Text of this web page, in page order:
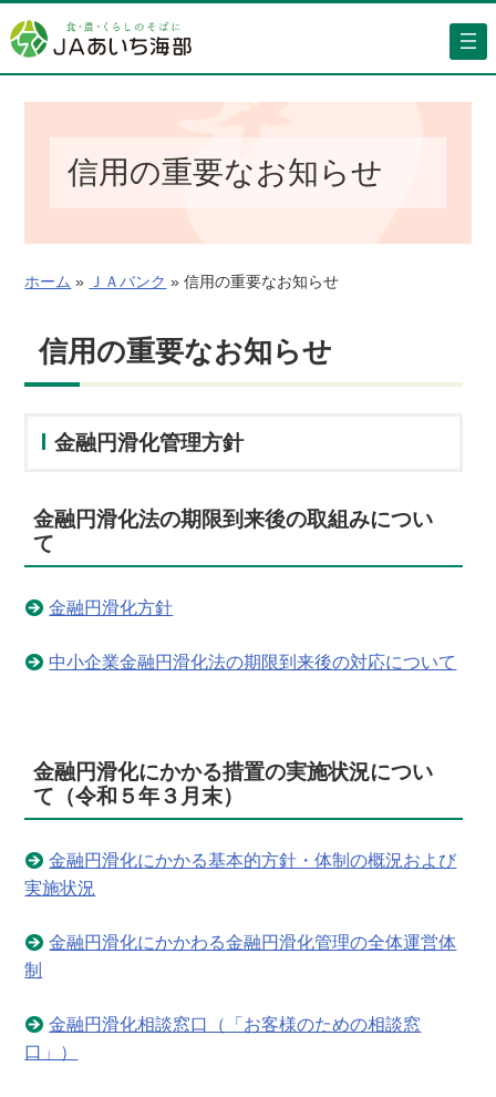
容
を
信用の重要なお知らせ
ホーム » ＪＡバンク » 信用の重要なお知らせ
信用の重要なお知らせ
金融円滑化管理方針
金融円滑化法の期限到来後の取組みについ
て
金融円滑化方針
中小企業金融円滑化法の期限到来後の対応について
金融円滑化にかかる措置の実施状況につい
て（令和５年３月末）
金融円滑化にかかる基本的方針・体制の概況および
実施状況
金融円滑化にかかわる金融円滑化管理の全体運営体
制
金融円滑化相談窓口（「お客様のための相談窓
口」）